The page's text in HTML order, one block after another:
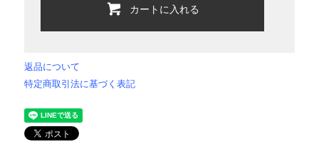
カートに入れる
返品について
特定商取引法に基づく表記